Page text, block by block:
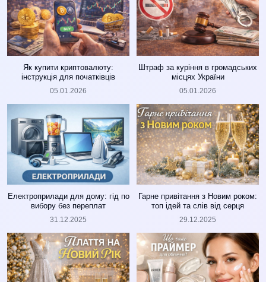
Як купити криптовалюту:
інструкція для початківців
05.01.2026
Штраф за куріння в громадських
місцях України
05.01.2026
Електроприлади для дому: гід по
вибору без переплат
31.12.2025
Гарне привітання з Новим роком:
топ ідей та слів від серця
29.12.2025